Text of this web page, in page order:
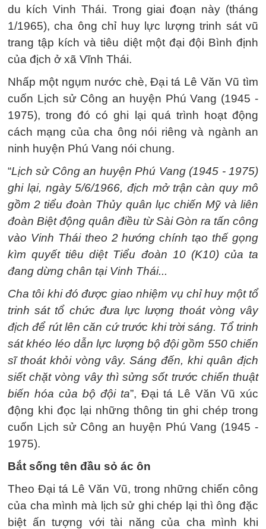
du kích Vinh Thái. Trong giai đoạn này (tháng
1/1965), cha ông chỉ huy lực lượng trinh sát vũ
trang tập kích và tiêu diệt một đại đội Bình định
của địch ở xã Vĩnh Thái.
Nhấp một ngụm nước chè, Đại tá Lê Văn Vũ tìm
cuốn Lịch sử Công an huyện Phú Vang (1945 -
1975), trong đó có ghi lại quá trình hoạt động
cách mạng của cha ông nói riêng và ngành an
ninh huyện Phú Vang nói chung.
“Lịch sử Công an huyện Phú Vang (1945 - 1975)
ghi lại, ngày 5/6/1966, địch mở trận càn quy mô
gồm 2 tiểu đoàn Thủy quân lục chiến Mỹ và liên
đoàn Biệt động quân điều từ Sài Gòn ra tấn công
vào Vinh Thái theo 2 hướng chính tạo thế gọng
kìm quyết tiêu diệt Tiểu đoàn 10 (K10) của ta
đang dừng chân tại Vinh Thái...
Cha tôi khi đó được giao nhiệm vụ chỉ huy một tổ
trinh sát tổ chức đưa lực lượng thoát vòng vây
địch để rút lên căn cứ trước khi trời sáng. Tổ trinh
sát khéo léo dẫn lực lượng bộ đội gồm 550 chiến
sĩ thoát khỏi vòng vây. Sáng đến, khi quân địch
siết chặt vòng vây thì sửng sốt trước chiến thuật
biến hóa của bộ đội ta”, Đại tá Lê Văn Vũ xúc
động khi đọc lại những thông tin ghi chép trong
cuốn Lịch sử Công an huyện Phú Vang (1945 -
1975).
Bắt sống tên đầu sỏ ác ôn
Theo Đại tá Lê Văn Vũ, trong những chiến công
của cha mình mà lịch sử ghi chép lại thì ông đặc
biệt ấn tượng với tài năng của cha mình khi